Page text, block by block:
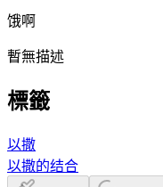
饿啊
暫無描述
標籤
以撒
以撒的结合